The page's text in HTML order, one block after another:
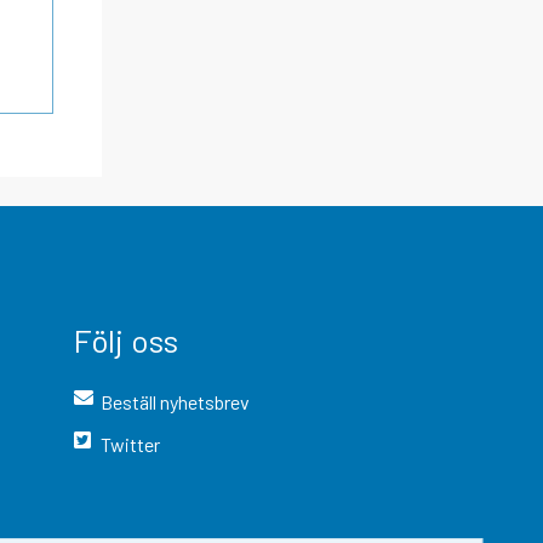
Följ oss
Beställ nyhetsbrev
Twitter